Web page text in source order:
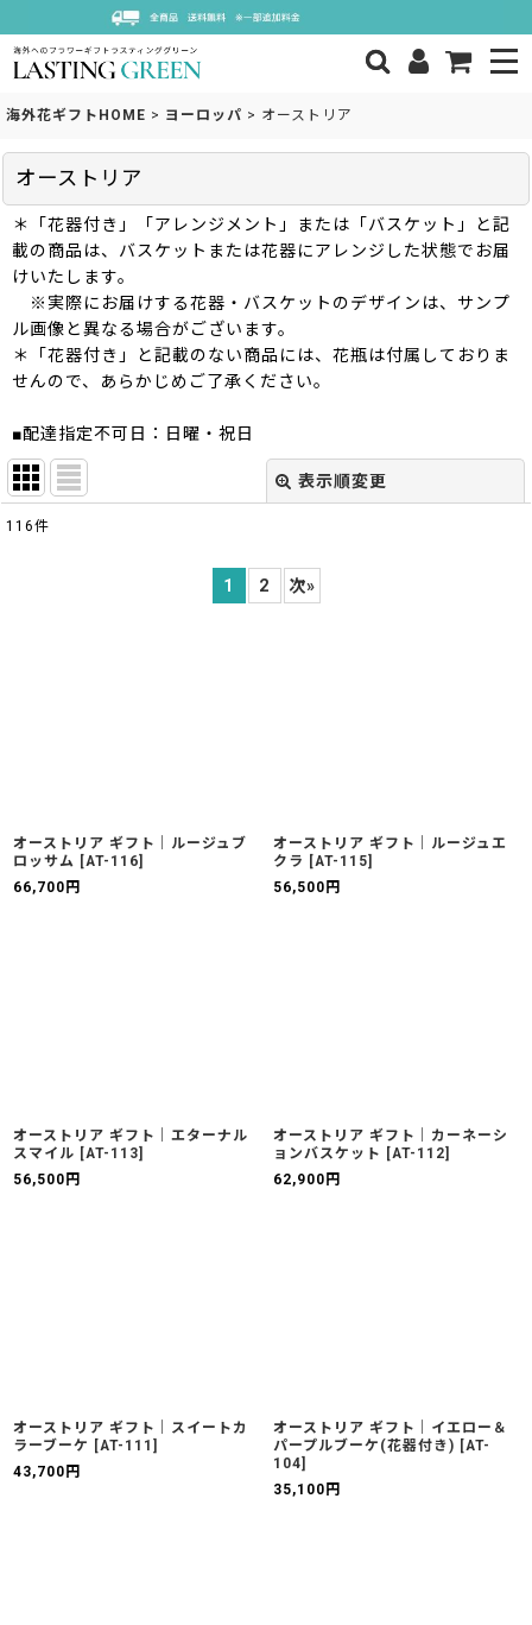
海外花ギフトHOME > ヨーロッパ > オーストリア
オーストリア
＊「花器付き」「アレンジメント」または「バスケット」と記
載の商品は、バスケットまたは花器にアレンジした状態でお届
けいたします。
※実際にお届けする花器・バスケットのデザインは、サンプ
ル画像と異なる場合がございます。
＊「花器付き」と記載のない商品には、花瓶は付属しておりま
せんので、あらかじめご了承ください。
■配達指定不可日：日曜・祝日
表示順変更
116件
1 2 次»
オーストリア ギフト｜ルージュブ
ロッサム [AT-116]
66,700 円
オーストリア ギフト｜ルージュエ
クラ
[AT-115]
56,500 円
オーストリア ギフト｜エターナル
スマイル [AT-113]
56,500 円
オーストリア ギフト｜カーネーシ
ョンバスケット
[AT-112]
62,900 円
オーストリア ギフト｜スイートカ
ラーブーケ
[AT-111 ]
43,700 円
オーストリア ギフト｜イエロー＆
パープルブーケ(花器付き) [AT-
104]
35,100 円